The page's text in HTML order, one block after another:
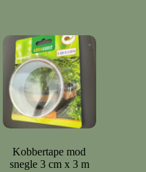
Kobbertape mod
snegle 3 cm x 3 m